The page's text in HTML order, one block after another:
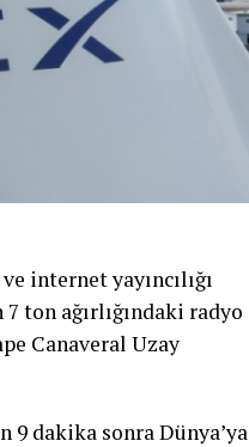
internet yayıncılığı
ton ağırlığındaki radyo
Canaveral Uzay
dakika sonra Dünya’ya